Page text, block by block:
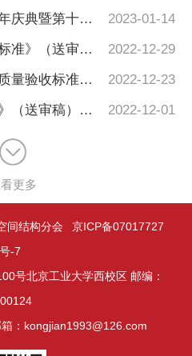
膜结构创新发展二十周年庆典暨第十一届全国膜结构技术交流会二号通知
2023-01-14
《建筑索结构工程施工标准》（送审稿）顺利通过审查
2022-12-29
《建筑索结构工程施工质量验收标准》（送审稿）顺利通过审查
2022-12-23
《充气膜结构技术规程》（送审稿）顺利通过审查
2022-12-01
更多
间结构分会
京ICP备07017727
号-7
号北京工业大学西校区 邮编：
：kongjian1993@126.com